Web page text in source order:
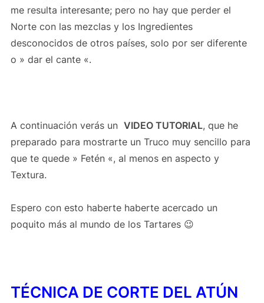
me resulta interesante; pero no hay que perder el
Norte con las mezclas y los Ingredientes
desconocidos de otros países, solo por ser diferente
o » dar el cante «.
A continuación verás un VIDEO TUTORIAL, que he
preparado para mostrarte un Truco muy sencillo para
que te quede » Fetén «, al menos en aspecto y
Textura.
Espero con esto haberte haberte acercado un
poquito más al mundo de los Tartares 😉
TÉCNICA DE CORTE DEL ATÚN